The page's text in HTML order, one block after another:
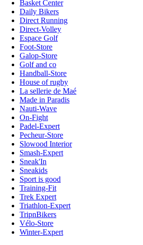
Basket Center
Daily Bikers
Direct Running
Direct-Volley
Espace Golf
Foot-Store
Galop-Store
Golf and co
Handball-Store
House of rugby
La sellerie de Maé
Made in Paradis
Nauti-Wave
On-Fight
Padel-Expert
Pecheur-Store
Slowood Interior
Smash-Expert
Sneak'In
Sneakids
Sport is good
Training-Fit
Trek Expert
Triathlon-Expert
TripnBikers
Vélo-Store
Winter-Expert